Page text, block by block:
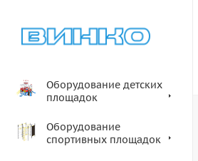
Оборудование детских
площадок
Оборудование
спортивных площадок